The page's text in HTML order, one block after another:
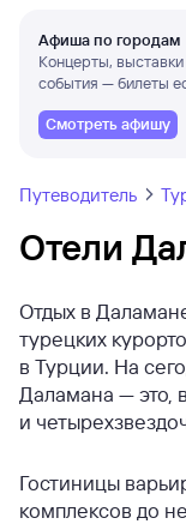
Афиша по городам
Концерты, выставки
события — билеты
Смотреть афишу
Путеводитель
Отели
Отдых в
турецких
в Турции. На
Даламана — это,
и
Гостиницы
комплексов до